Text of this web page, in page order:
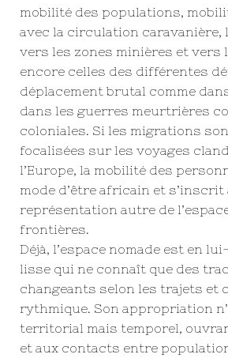
mobilité des populations,
avec la circulation caravanière,
vers les zones minières et vers
encore celles des différentes
déplacement brutal comme
dans les guerres meurtrières
coloniales. Si les migrations
focalisées sur les voyages
l’Europe, la mobilité des
mode d’être africain et
représentation autre de
frontières.
Déjà, l’espace nomade est en
lisse qui ne connaît que des
changeants selon les trajets et
rythmique. Son appropriation
territorial mais temporel,
et aux contacts entre